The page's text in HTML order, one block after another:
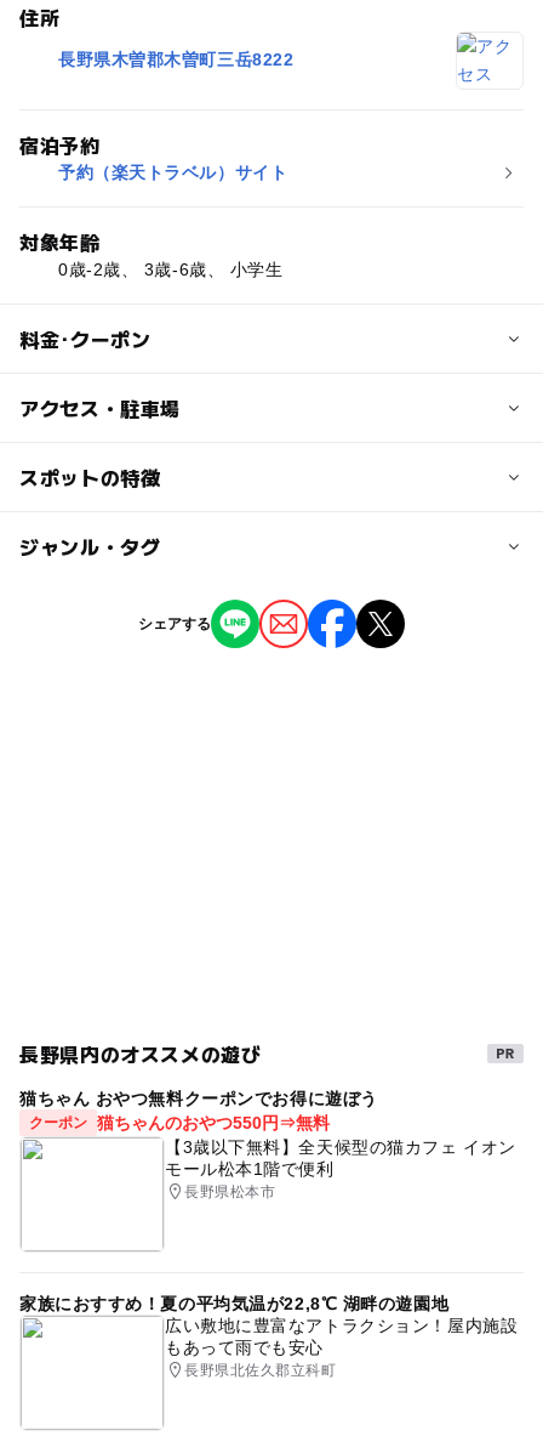
住所
長野県木曽郡木曽町三岳8222
宿泊予約
予約（楽天トラベル）サイト
対象年齢
0歳-2歳、 3歳-6歳、 小学生
料金･クーポン
子供の料金
アクセス・駐車場
交通アクセス
スポットの特徴
駐車場あり ー
ー 託児所
ジャンル・タグ
スキー場
シェアする
長野県内のオススメの遊び
猫ちゃん おやつ無料クーポンでお得に遊ぼう
クーポン 猫ちゃんのおやつ550円⇒無料
【3歳以下無料】全天候型の猫カフェ イオン
モール松本1階で便利
長野県松本市
家族におすすめ！夏の平均気温が22,8℃ 湖畔の遊園地
広い敷地に豊富なアトラクション！屋内施設
もあって雨でも安心
長野県北佐久郡立科町